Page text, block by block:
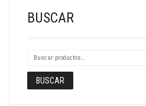
BUSCAR
BUSCAR